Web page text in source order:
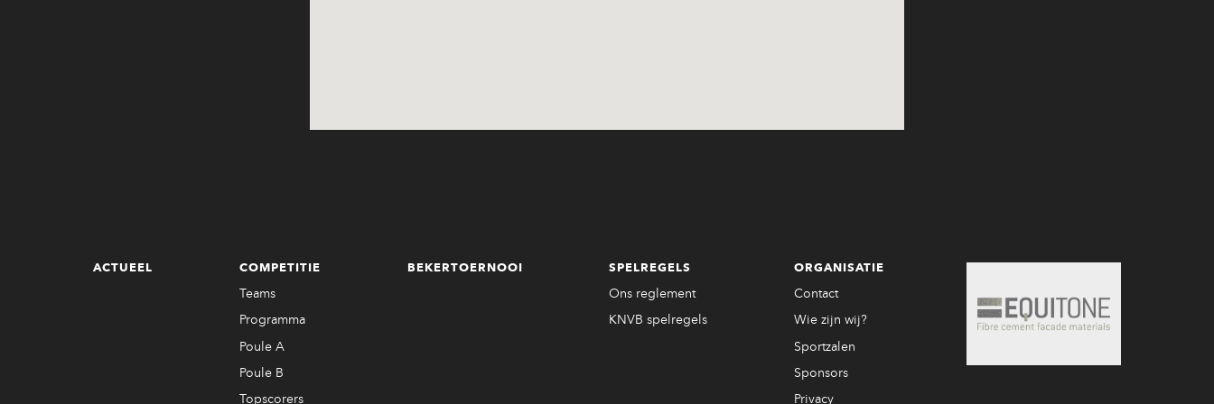
ACTUEEL COMPETITIE
Teams
Programma
Poule A
Poule B
Topscorers
BEKERTOERNOOI SPELREGELS
Ons reglement
KNVB spelregels
ORGANISATIE
Contact
Wie zijn wij?
Sportzalen
Sponsors
Privacy